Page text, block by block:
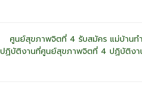
ศูนย์สุขภาพจิตที่ 4 รับสมัคร แม่บ้านท
ปฏิบัติงานที่ศูนย์สุขภาพจิตที่ 4 ปฏิบัติงา